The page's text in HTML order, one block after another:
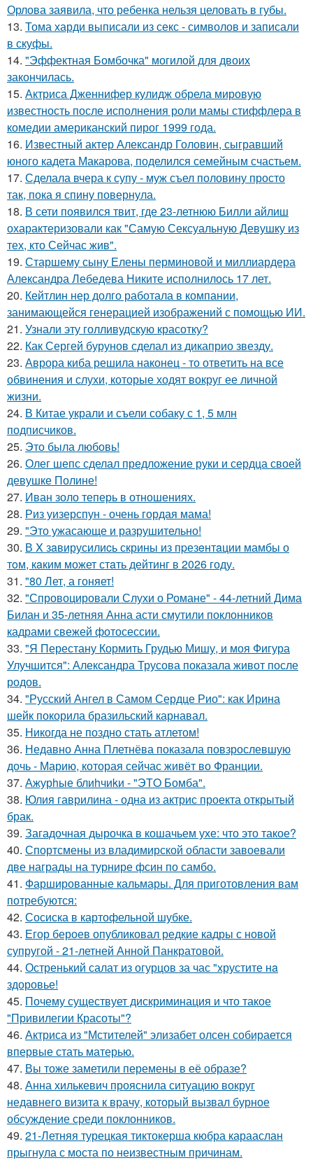
Орлова заявила, что ребенка нельзя целовать в губы.
13. Тома харди выписали из секс - символов и записали
в скуфы.
14. "Эффектная Бомбочка" могилой для двоих
закончилась.
15. Актриса Дженнифер кулидж обрела мировую
известность после исполнения роли мамы стиффлера в
комедии американский пирог 1999 года.
16. Известный актер Александр Головин, сыгравший
юного кадета Макарова, поделился семейным счастьем.
17. Сделала вчера к супу - муж съел половину просто
так, пока я спину повернула.
18. В сети появился твит, где 23-летнюю Билли айлиш
охарактеризовали как "Самую Сексуальную Девушку из
тех, кто Сейчас жив".
19. Старшему сыну Елены перминовой и миллиардера
Александра Лебедева Никите исполнилось 17 лет.
20. Кейтлин нер долго работала в компании,
занимающейся генерацией изображений с помощью ИИ.
21. Узнали эту голливудскую красотку?
22. Как Сергей бурунов сделал из дикаприо звезду.
23. Аврора киба решила наконец - то ответить на все
обвинения и слухи, которые ходят вокруг ее личной
жизни.
24. В Китае украли и съели собаку с 1, 5 млн
подписчиков.
25. Это была любовь!
26. Олег шепс сделал предложение руки и сердца своей
девушке Полине!
27. Иван золо теперь в отношениях.
28. Риз уизерспун - очень гордая мама!
29. "Это ужасающе и разрушительно!
30. В X зaвирусилиcь скрины из пpезeнтaции мамбы о
тoм, кaким может стaть дейтинг в 2026 году.
31. "80 Лет, а гоняет!
32. "Спровоцировали Слухи о Романе" - 44-летний Дима
Билан и 35-летняя Анна асти смутили поклонников
кадрами свежей фотосессии.
33. "Я Перестану Кормить Грудью Мишу, и моя Фигура
Улучшится": Александра Трусова показала живот после
родов.
34. "Русский Ангел в Самом Сердце Рио": как Ирина
шейк покорила бразильский карнавал.
35. Никогда не поздно стать атлетом!
36. Недавно Анна Плетнёва показала повзрослевшую
дочь - Марию, которая сейчас живёт во Франции.
37. Ажурhые блиhчиkи - "ЭТO Бомба".
38. Юлия гаврилина - одна из актрис проекта открытый
брак.
39. Загадочная дырочка в кошачьем ухе: что это такое?
40. Спортсмены из владимирской области завоевали
две награды на турнире фсин по самбо.
41. Фаршированные кальмары. Для приготовления вам
потребуются:
42. Сосиска в картофельной шубке.
43. Егор бероев опубликовал редкие кадры с новой
супругой - 21-летней Анной Панкратовой.
44. Остренький салат из огурцов за час "хрустите нa
здоровье!
45. Почему существует дискриминация и что такое
"Привилегии Красоты"?
46. Актриса из "Мстителей" элизабет олсен собирается
впервые стать матерью.
47. Вы тоже заметили перемены в её образе?
48. Анна хилькевич прояснила ситуацию вокруг
недавнего визита к врачу, который вызвал бурное
обсуждение среди поклонников.
49. 21-Летняя турецкая тиктокерша кюбра карааслан
прыгнула с моста по неизвестным причинам.